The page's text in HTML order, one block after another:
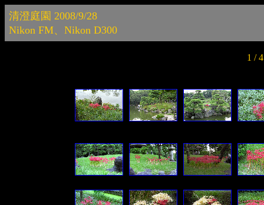
清澄庭園 2008/9/28
Nikon FM、Nikon D300
1 /